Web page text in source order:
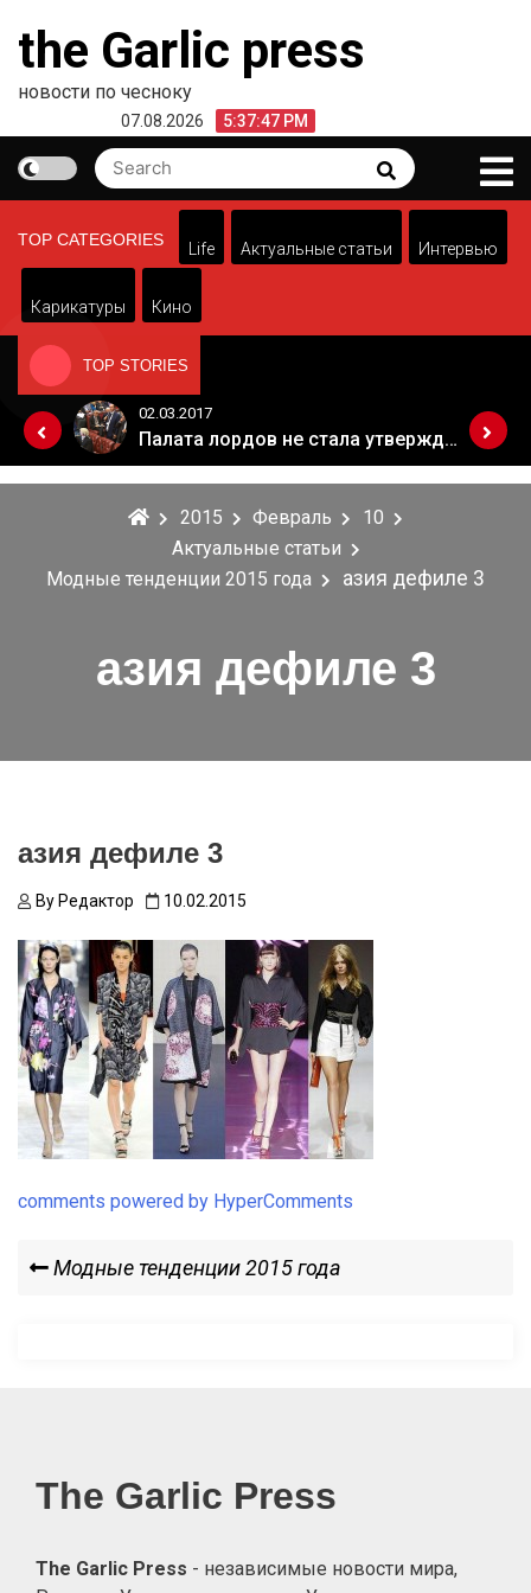
content
the Garlic press
новости по чесноку
07.08.2026 5:37:47 PM
Search
for:
Search
TOP CATEGORIES
Life Актуальные статьи Интервью
Карикатуры Кино
TOP STORIES
Когда Россия разрешит полеты в Грузию. Позиция Кремля
02.03.2017
Палата лордов не стала утверждать законопроект о "брексите"
2015 Февраль
10
Актуальные статьи
Модные тенденции 2015 года
азия дефиле 3
азия дефиле 3
азия дефиле 3
By Редактор 10.02.2015
comments powered by HyperComments
Навигация
Previous
Модные тенденции 2015 года
The Garlic Press
The Garlic Press - независимые новости мира,